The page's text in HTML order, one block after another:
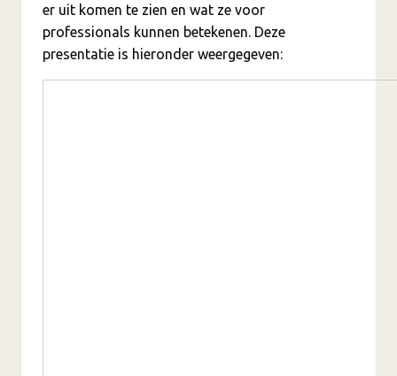
er uit komen te zien en wat ze voor
professionals kunnen betekenen. Deze
presentatie is hieronder weergegeven: